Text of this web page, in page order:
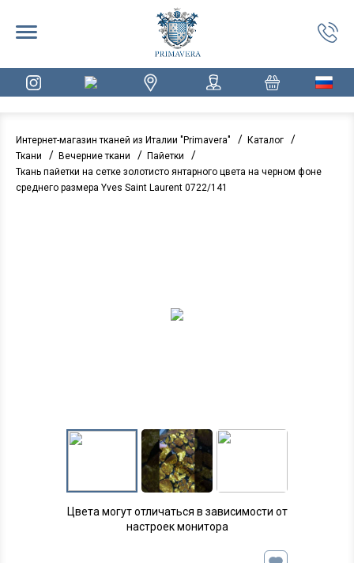
Интернет-магазин тканей из Италии "Primavera" / Каталог /
Ткани / Вечерние ткани / Пайетки /
Ткань пайетки на сетке золотисто янтарного цвета на черном фоне
среднего размера Yves Saint Laurent 0722/141
Цвета могут отличаться в зависимости от
настроек монитора